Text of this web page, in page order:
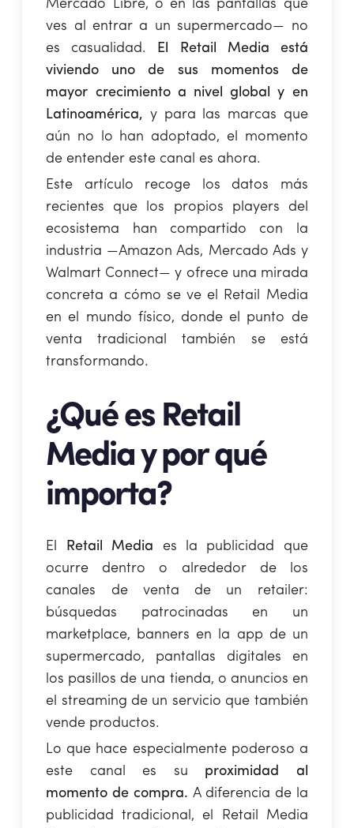
Mercado Libre, o en las pantallas que
ves al entrar a un supermercado— no
es casualidad.
El Retail Media está
viviendo uno de sus momentos de
mayor crecimiento a nivel global y en
Latinoamérica, y para las marcas que
aún no lo han adoptado, el momento
de entender este canal es ahora.
Este artículo recoge los datos más
recientes que los propios players del
ecosistema han compartido con la
industria —Amazon Ads, Mercado Ads y
Walmart Connect— y ofrece una mirada
concreta a cómo se ve el Retail Media
en el mundo físico, donde el punto de
venta tradicional también se está
transformando.
¿Qué es Retail
Media y por qué
importa?
El Retail Media es la publicidad que
ocurre dentro o alrededor de los
canales de venta de un retailer:
búsquedas patrocinadas en un
marketplace, banners en la app de un
supermercado, pantallas digitales en
los pasillos de una tienda, o anuncios en
el streaming de un servicio que también
vende productos.
Lo que hace especialmente poderoso a
este canal es su proximidad al
momento de compra. A diferencia de la
publicidad tradicional, el Retail Media